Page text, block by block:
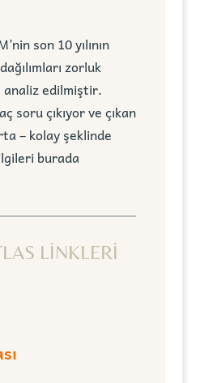
son 10 yılının
zorluk
edilmiştir.
soru çıkıyor ve çıkan
– kolay şeklinde
burada
LİNKLERİ